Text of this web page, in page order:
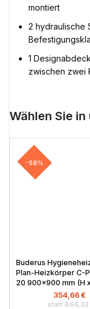
montiert
2 hydraulische
1
zwischen zwei
Wählen Sie
-58%
Buderus
Plan-Heizkörper C-
20 900×900 mm (H
866,32
354,66 €